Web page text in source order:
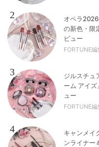
2
オペラ2026
の新色・限
ビュー
FORTUNE編
3
ジルスチュ
ーム アイ
ュー
FORTUNE編
4
キャンメイ
ンライナー